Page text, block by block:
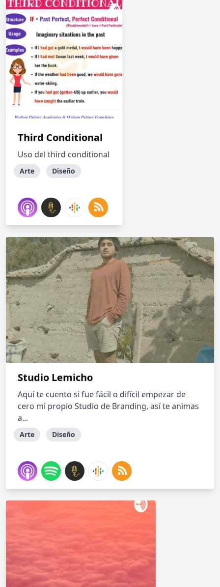
Third Conditional
Uso del third conditional
Arte Diseño
Studio Lemicho
Aquí te cuento si fue fácil o difícil empezar de
cero mi propio Studio de Branding, así te animas
a...
Arte Diseño